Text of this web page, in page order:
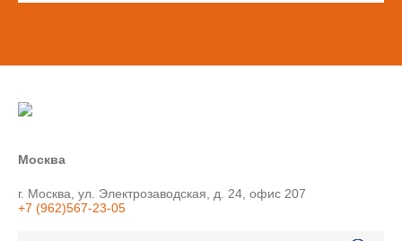
Москва
г. Москва, ул. Электрозаводская, д. 24, офис 207
+7 (962)567-23-05